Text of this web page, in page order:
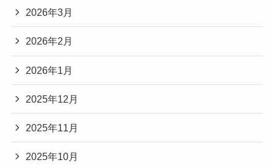
2026年3月
2026年2月
2026年1月
2025年12月
2025年11月
2025年10月